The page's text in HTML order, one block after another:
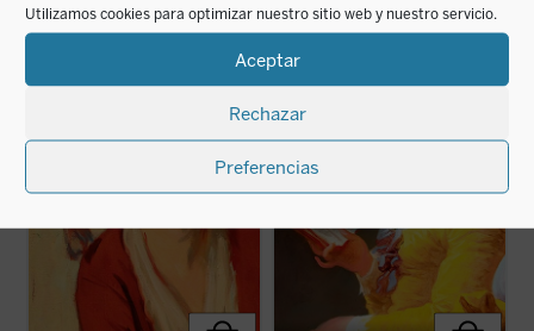
Utilizamos cookies para optimizar nuestro sitio web y nuestro servicio.
Aceptar
Rechazar
Preferencias
obra es representada por una compañía de
(ver ficha)
lector, a través de la introducción de la
bíblica Ignacio Carbajosa, una original
ficha)